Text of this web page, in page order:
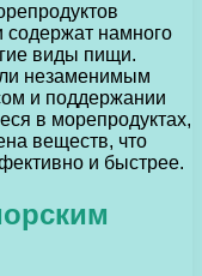
содержат намного
виды пищи.
незаменимым
и поддержании
в морепродуктах,
веществ, что
и быстрее.